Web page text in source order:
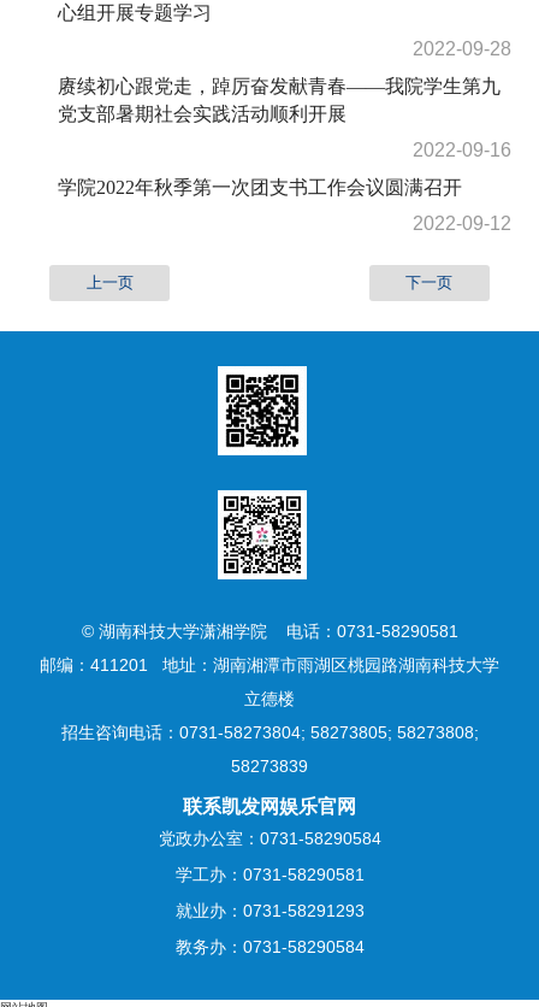
心组开展专题学习
2022-09-28
赓续初心跟党走，踔厉奋发献青春——我院学生第九
党支部暑期社会实践活动顺利开展
2022-09-16
学院2022年秋季第一次团支书工作会议圆满召开
2022-09-12
上一页 下一页
© 湖南科技大学潇湘学院 电话：0731-58290581
邮编：411201 地址：湖南湘潭市雨湖区桃园路湖南科技大学
立德楼
招生咨询电话：0731-58273804; 58273805; 58273808;
58273839
联系凯发网娱乐官网
党政办公室：0731-58290584
学工办：0731-58290581
就业办：0731-58291293
教务办：0731-58290584